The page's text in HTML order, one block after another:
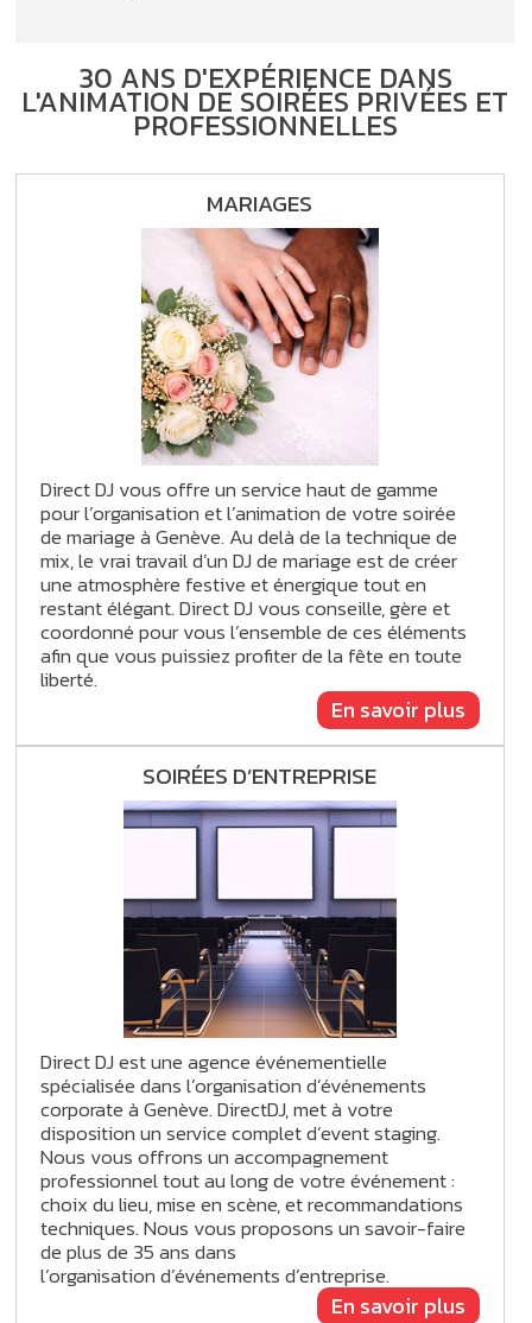
30 ANS D'EXPÉRIENCE DANS
L'ANIMATION DE SOIRÉES PRIVÉES ET
PROFESSIONNELLES
MARIAGES
Direct DJ vous offre un service haut de gamme
pour l’organisation et l’animation de votre soirée
de mariage à Genève. Au delà de la technique de
mix, le vrai travail d’un DJ de mariage est de créer
une atmosphère festive et énergique tout en
restant élégant. Direct DJ vous conseille, gère et
coordonné pour vous l’ensemble de ces éléments
afin que vous puissiez profiter de la fête en toute
liberté.
En savoir plus
SOIRÉES D’ENTREPRISE
Direct DJ est une agence événementielle
spécialisée dans l’organisation d’événements
corporate à Genève. DirectDJ, met à votre
disposition un service complet d’event staging.
Nous vous offrons un accompagnement
professionnel tout au long de votre événement :
choix du lieu, mise en scène, et recommandations
techniques. Nous vous proposons un savoir-faire
de plus de 35 ans dans
l’organisation d’événements d’entreprise.
En savoir plus